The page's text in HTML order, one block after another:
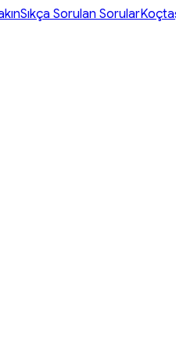
Sıkça Sorulan Sorular